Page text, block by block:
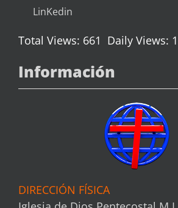
LinKedin
Total Views: 661 Daily Views: 1
Información
DIRECCIÓN FÍSICA